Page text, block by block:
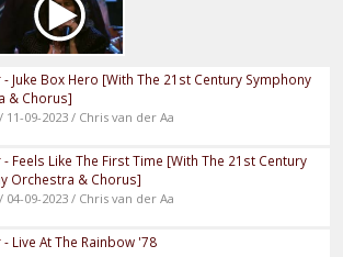
- Juke Box Hero [With The 21st Century Symphony
& Chorus]
11-09-2023 / Chris van der Aa
- Feels Like The First Time [With The 21st Century
Orchestra & Chorus]
04-09-2023 / Chris van der Aa
- Live At The Rainbow '78